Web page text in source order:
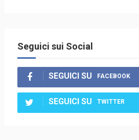
Seguici sui Social
SEGUICI SU FACEBOOK
SEGUICI SU TWITTER